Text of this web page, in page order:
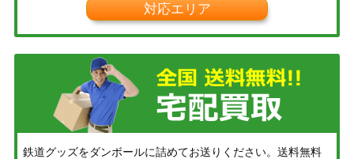
対応エリア
鉄道グッズをダンボールに詰めてお送りください。送料無料